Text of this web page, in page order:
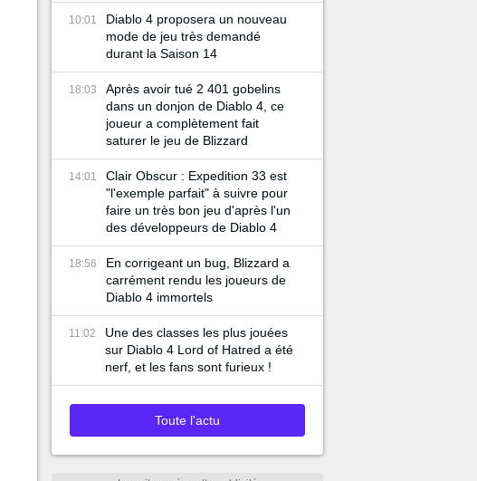
10:01
Diablo 4 proposera un nouveau
mode de jeu très demandé
durant la Saison 14
18:03
Après avoir tué 2 401 gobelins
dans un donjon de Diablo 4, ce
joueur a complètement fait
saturer le jeu de Blizzard
14:01
Clair Obscur : Expedition 33 est
"l'exemple parfait" à suivre pour
faire un très bon jeu d'après l'un
des développeurs de Diablo 4
18:56
En corrigeant un bug, Blizzard a
carrément rendu les joueurs de
Diablo 4 immortels
11:02
Une des classes les plus jouées
sur Diablo 4 Lord of Hatred a été
nerf, et les fans sont furieux !
Toute l'actu